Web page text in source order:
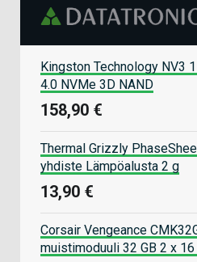
Kingston Technology NV3
4.0 NVMe 3D NAND
158,90 €
Thermal Grizzly
yhdiste Lämpöalusta 2 g
13,90 €
Corsair Vengeance
muistimoduuli 32 GB 2 x